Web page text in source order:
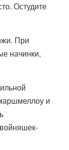
Остудите
При
начинки,
и